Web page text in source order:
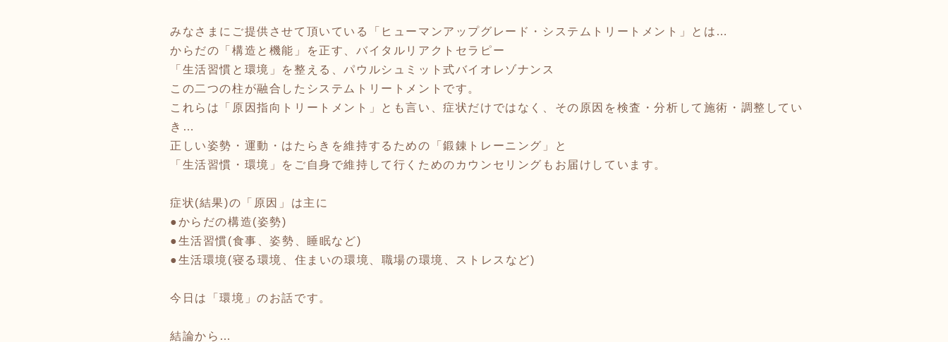
みなさまにご提供させて頂いている「ヒューマンアップグレード・システムトリートメント」とは…
からだの「構造と機能」を正す、バイタルリアクトセラピー
「生活習慣と環境」を整える、パウルシュミット式バイオレゾナンス
この二つの柱が融合したシステムトリートメントです。
これらは「原因指向トリートメント」とも言い、症状だけではなく、その原因を検査・分析して施術・調整してい
き…
正しい姿勢・運動・はたらきを維持するための「鍛錬トレーニング」と
「生活習慣・環境」をご自身で維持して行くためのカウンセリングもお届けしています。
症状(結果)の「原因」は主に
●からだの構造(姿勢)
●生活習慣(食事、姿勢、睡眠など)
●生活環境(寝る環境、住まいの環境、職場の環境、ストレスなど)
今日は「環境」のお話です。
結論から…